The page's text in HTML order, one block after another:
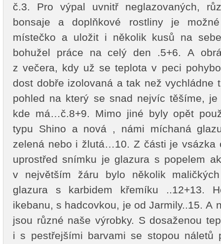
č.3. Pro výpal uvnitř neglazovaných,
bonsaje a doplňkové rostliny je
místečko a uložit i několik kusů na
bohužel práce na celý den .5+6. A
z večera, kdy už se teplota v peci
dost dobře izolovaná a tak než vychládne
pohled na který se snad nejvíc těšíme,
kde má…č.8+9. Mimo jiné byly opět
typu Shino a nová , námi míchaná
zelená nebo i žlutá…10. Z části je vsázka
uprostřed snímku je glazura s popelem
v největším žáru bylo několik
glazura s karbidem křemíku ..12+13.
ikebanu, s hadcovkou, je od Jarmily..15. A
jsou různé naše výrobky. S dosaženou
i s pestřejšími barvami se stopou náletů